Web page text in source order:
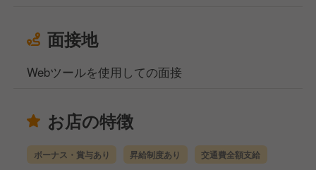
面接地
Webツールを使用しての面接
お店の特徴
ボーナス・賞与あり 昇給制度あり 交通費全額支給